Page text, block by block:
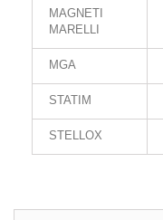
MAGNETI
MARELLI
MGA
STATIM
STELLOX